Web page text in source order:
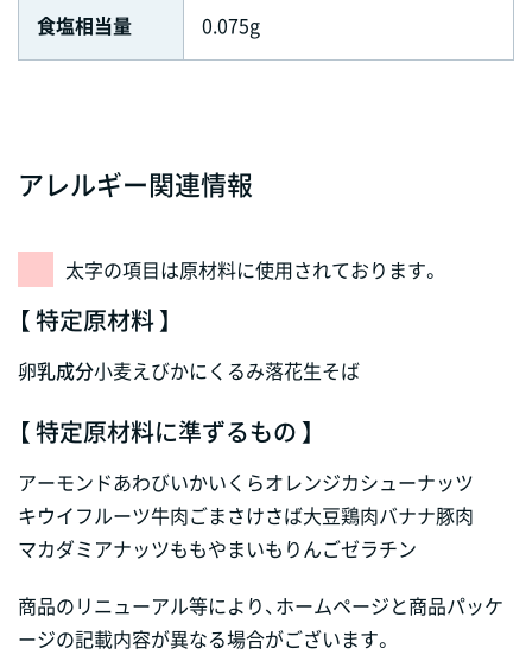
食塩相当量 0.075g
アレルギー関連情報
太字の項目は原材料に使用されております。
【 特定原材料 】
卵乳成分小麦えびかにくるみ落花生そば
【 特定原材料に準ずるもの 】
アーモンドあわびいかいくらオレンジカシューナッツ
キウイフルーツ牛肉ごまさけさば大豆鶏肉バナナ豚肉
マカダミアナッツももやまいも りんごゼラチン
商品のリニューアル等により、ホームページと商品パッケ
ージの記載内容が異なる場合がございます。